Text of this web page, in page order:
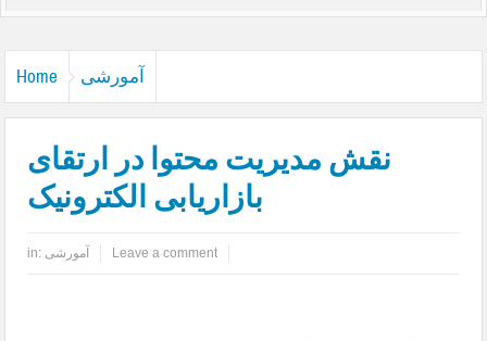
Home آمورشی
نقش مدیریت محتوا در ارتقای
بازاریابی الکترونیک
in: آمورشی Leave a comment